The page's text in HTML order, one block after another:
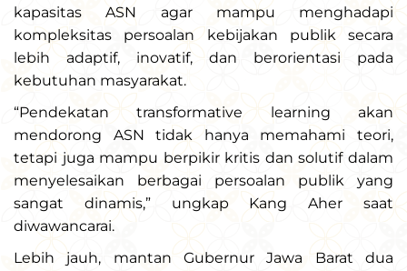
kapasitas ASN agar mampu menghadapi
kompleksitas persoalan kebijakan publik secara
lebih adaptif, inovatif, dan berorientasi pada
kebutuhan masyarakat.
“Pendekatan transformative learning akan
mendorong ASN tidak hanya memahami teori,
tetapi juga mampu berpikir kritis dan solutif dalam
menyelesaikan berbagai persoalan publik yang
sangat dinamis,” ungkap Kang Aher saat
diwawancarai.
Lebih jauh, mantan Gubernur Jawa Barat dua